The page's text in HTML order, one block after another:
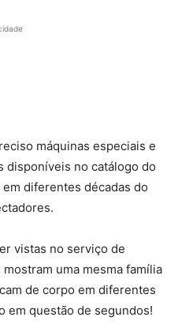
máquinas especiais e
disponíveis no catálogo do
diferentes décadas do
vistas no serviço de
uma mesma família
de corpo em diferentes
em questão de segundos!